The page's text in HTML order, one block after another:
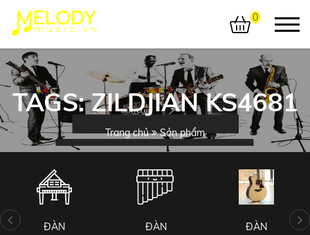
0
TAGS: ZILDJIAN KS4681
Trang chủ Sản phẩm
ĐÀN
ĐÀN
ĐÀN